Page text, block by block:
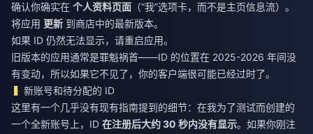
确认你确实在 个人资料页面 （“我”选项卡，而不是主页信息流）。
将应用 更新 到商店中的最新版本。
如果 ID 仍然无法显示，请重启应用。
旧版本的应用通常是罪魁祸首——ID 的位置在 2025-2026 年间没
有变动，所以如果它不见了，你的客户端很可能已经过时了。
新账号和待分配的 ID
这里有一个几乎没有现有指南提到的细节：在我为了测试而创建的
一个全新账号上，ID 在注册后大约 30 秒内没有显示。如果你刚注